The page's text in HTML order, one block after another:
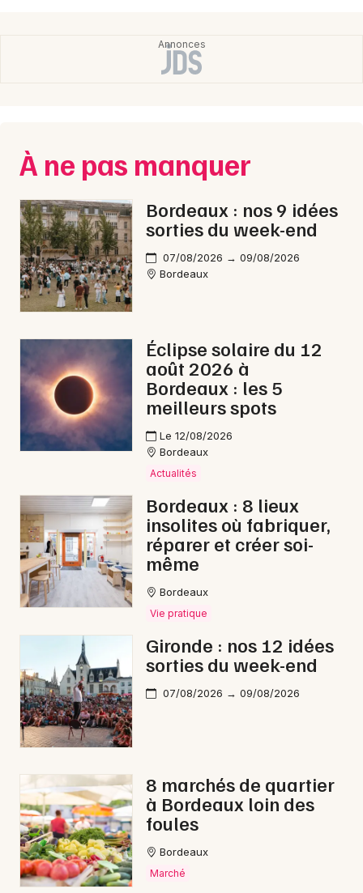
À ne pas manquer
Bordeaux : nos 9 idées
sorties du week-end
07/08/2026 → 09/08/2026
Bordeaux
Éclipse solaire du 12
août 2026 à
Bordeaux : les 5
meilleurs spots
Le 12/08/2026
Bordeaux
Actualités
Bordeaux : 8 lieux
insolites où fabriquer,
réparer et créer soi-
même
Bordeaux
Vie pratique
Gironde : nos 12 idées
sorties du week-end
07/08/2026 → 09/08/2026
8 marchés de quartier
à Bordeaux loin des
foules
Bordeaux
Marché